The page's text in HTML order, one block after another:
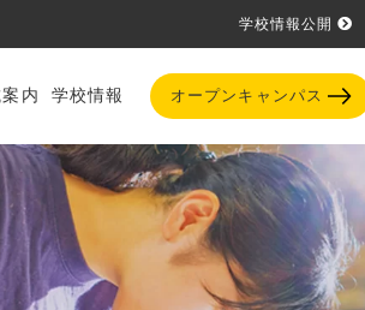
学校情報公開
内 学校情報 オープンキャンパス